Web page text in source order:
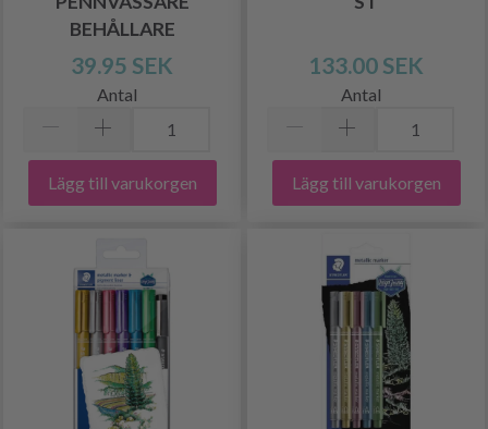
BEHÅLLARE
39.95 SEK
Antal
Lägg till varukorgen
133.00 SEK
Antal
Lägg till varukorgen